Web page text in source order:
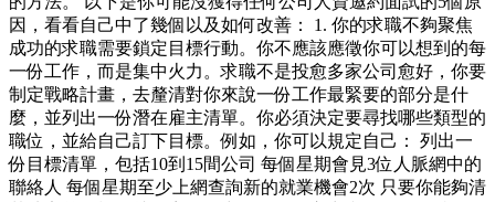
因，看看自己中了幾個以及如何改善： 1. 你的求職不夠聚焦
成功的求職需要鎖定目標行動。你不應該應徵你可以想到的每
一份工作，而是集中火力。求職不是投愈多家公司愈好，你要
制定戰略計畫，去釐清對你來說一份工作最緊要的部分是什
麼，並列出一份潛在雇主清單。你必須決定要尋找哪些類型的
職位，並給自己訂下目標。例如，你可以規定自己： 列出一
份目標清單，包括10到15間公司 每個星期會見3位人脈網中的
聯絡人 每個星期至少上網查詢新的就業機會2次 只要你能夠清